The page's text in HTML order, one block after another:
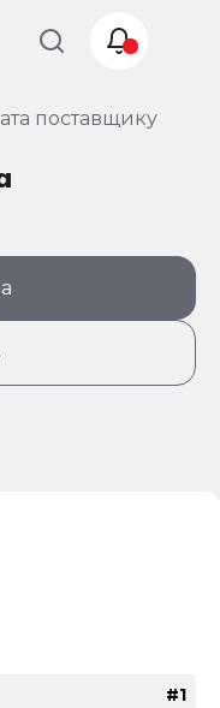
поставщику
#1